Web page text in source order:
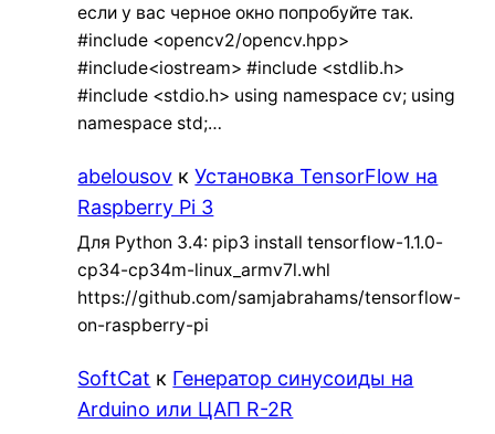
если у вас черное окно попробуйте так.
#include <opencv2/opencv.hpp>
#include<iostream> #include <stdlib.h>
#include <stdio.h> using namespace cv; using
namespace std;…
abelousov кУстановка TensorFlow на
Raspberry Pi 3
Для Python 3.4: pip3 install tensorflow-1.1.0-
cp34-cp34m-linux_armv7l.whl
https://github.com/samjabrahams/tensorflow-
on-raspberry-pi
SoftCat к Генератор синусоиды на
Arduino или ЦАП R-2R